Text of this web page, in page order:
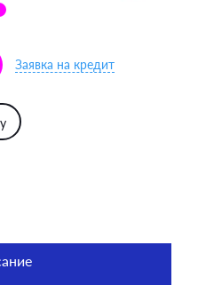
Заявка на кредит